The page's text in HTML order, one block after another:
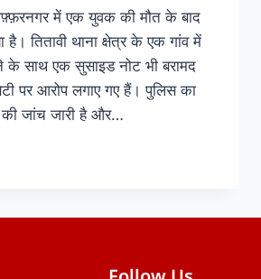
में एक युवक की मौत के बाद
है। तितावी थाना क्षेत्र के एक गांव में
साथ एक सुसाइड नोट भी बरामद
पर आरोप लगाए गए हैं। पुलिस का
जांच जारी है और…